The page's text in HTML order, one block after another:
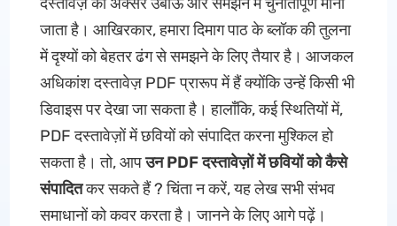
जाता है। आखिरकार, हमारा दिमाग पाठ के ब्लॉक की तुलना
में दृश्यों को बेहतर ढंग से समझने के लिए तैयार है। आजकल
अधिकांश दस्तावेज़ PDF प्रारूप में हैं क्योंकि उन्हें किसी भी
डिवाइस पर देखा जा सकता है। हालाँकि, कई स्थितियों में,
PDF दस्तावेज़ों में छवियों को संपादित करना मुश्किल हो
सकता है। तो, आपउन PDF दस्तावेज़ों में छवियों को कैसे
संपादितकर सकते हैं ? चिंता न करें, यह लेख सभी संभव
समाधानों को कवर करता है। जानने के लिए आगे पढ़ें।